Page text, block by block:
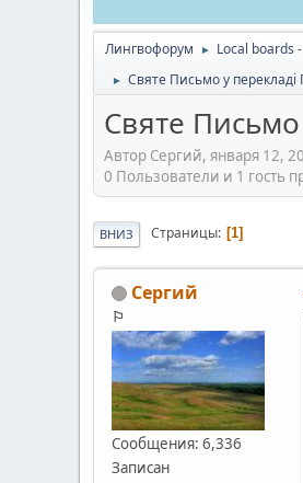
Лингвофорум ► Local boards
► Святе Письмо у
Святе
Автор Сергий, января 12,
0 Пользователи и 1 гость
ВНИЗ Страницы 1
Сергий
⚐
Сообщения: 6,336
Записан